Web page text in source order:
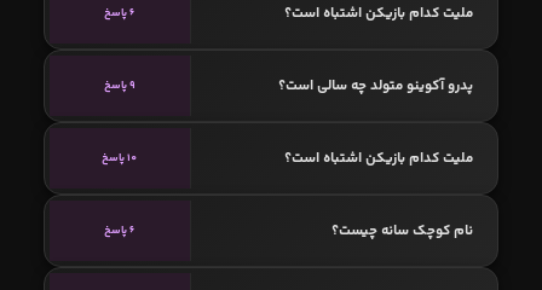
ملیت کدام بازیکن اشتباه است؟ 6 پاسخ
پدرو آکوینو متولد چه سالی است؟ 9 پاسخ
ملیت کدام بازیکن اشتباه است؟ 10 پاسخ
نام کوچک سانه چیست؟ 6 پاسخ